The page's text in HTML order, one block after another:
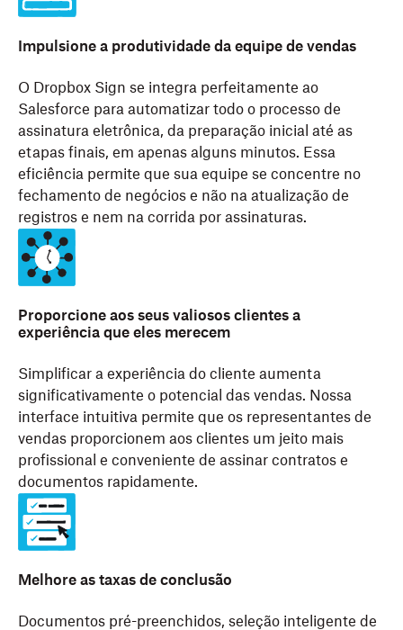
Impulsione a produtividade da equipe de vendas
O Dropbox Sign se integra perfeitamente ao
Salesforce para automatizar todo o processo de
assinatura eletrônica, da preparação inicial até as
etapas finais, em apenas alguns minutos. Essa
eficiência permite que sua equipe se concentre no
fechamento de negócios e não na atualização de
registros e nem na corrida por assinaturas.
Proporcione aos seus valiosos clientes a
experiência que eles merecem
Simplificar a experiência do cliente aumenta
significativamente o potencial das vendas. Nossa
interface intuitiva permite que os representantes de
vendas proporcionem aos clientes um jeito mais
profissional e conveniente de assinar contratos e
documentos rapidamente.
Melhore as taxas de conclusão
Documentos pré-preenchidos, seleção inteligente de